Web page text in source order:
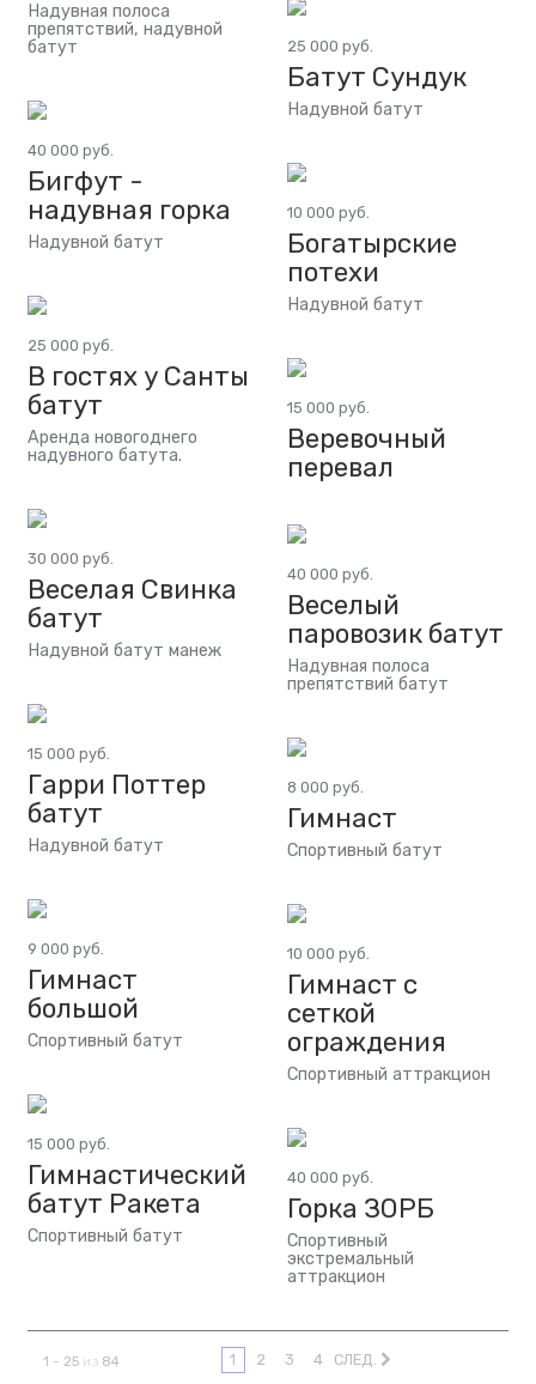
Надувная полоса
препятствий, надувной
батут
25 000 руб.
Батут Сундук
Надувной батут
40 000 руб.
Бигфут -
надувная горка
Надувной батут
10 000 руб.
Богатырские
потехи
Надувной батут
25 000 руб.
В гостях у Санты
батут
Аренда новогоднего
надувного батута.
15 000 руб.
Веревочный
перевал
30 000 руб.
Веселая Свинка
батут
Надувной батут манеж
40 000 руб.
Веселый
паровозик батут
Надувная полоса
препятствий батут
15 000 руб.
Гарри Поттер
батут
Надувной батут
8 000 руб.
Гимнаст
Спортивный батут
9 000 руб.
Гимнаст
большой
Спортивный батут
10 000 руб.
Гимнаст с
сеткой
ограждения
Спортивный аттракцион
15 000 руб.
Гимнастический
батут Ракета
Спортивный батут
40 000 руб.
Горка ЗОРБ
Спортивный
экстремальный
аттракцион
1 - 25 из84 1 2 3 4 СЛЕД.